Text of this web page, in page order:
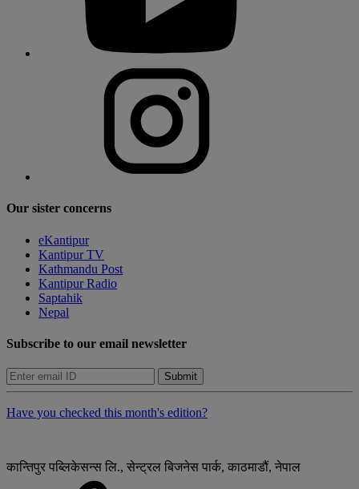
Our sister concerns
eKantipur
Kantipur TV
Kathmandu Post
Kantipur Radio
Saptahik
Nepal
Subscribe to our email newsletter
Submit
Have you checked this month's edition?
कान्तिपुर पब्लिकेसन्स लि., सेन्ट्रल बिजनेस पार्क, काठमाडौं, नेपाल